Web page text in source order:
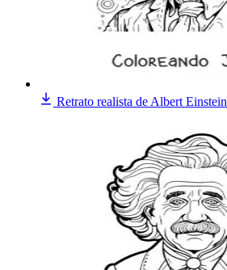
Retrato realista de Albert Einstein